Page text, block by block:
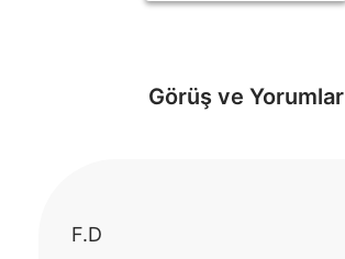
Görüş ve Yorumlar
F.D